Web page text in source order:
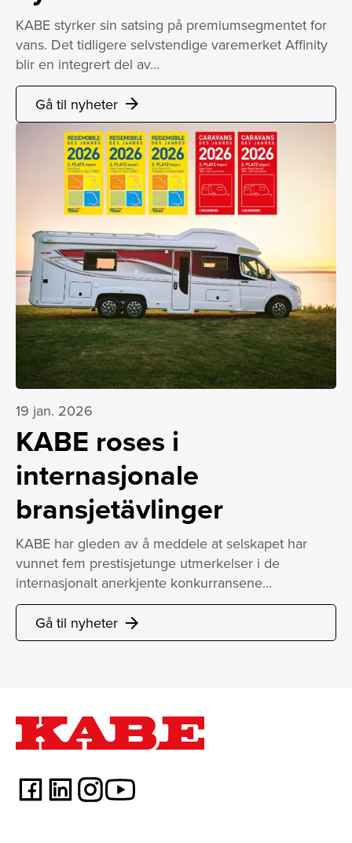
KABE styrker sin satsing på premiumsegmentet for
vans. Det tidligere selvstendige varemerket Affinity
blir en integrert del av…
Gå til nyheter arrow_forward
19 jan. 2026
KABE roses i
internasjonale
bransjetävlinger
KABE har gleden av å meddele at selskapet har
vunnet fem prestisjetunge utmerkelser i de
internasjonalt anerkjente konkurransene…
Gå til nyheter arrow_forward